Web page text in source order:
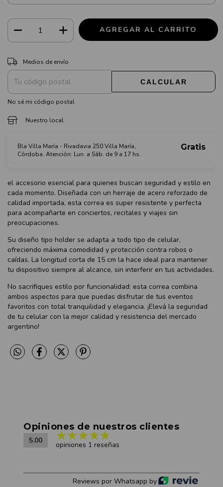
Entregas para el CP:
Medios de envío
CALCULAR
No sé mi código postal
Nuestro local
Bla Villa María - Rivadavia 250 Villa María,
Córdoba. Atención: Lun. a Sáb. de 9 a 17 hs.
Gratis
el accesorio esencial para quienes buscan seguridad y estilo en
cada momento. Diseñada con un herraje de acero reforzado de
calidad importada, esta correa es super resistente y perfecta
para acompañarte en conciertos, recitales y viajes sin
preocupaciones.
Su diseño tipo holder se adapta a todo tipo de celular,
ofreciendo máxima comodidad y protección contra robos o
caídas. La longitud corta de 15 cm la hace ideal para mantener
tu dispositivo siempre al alcance, sin interferir en tus actividades.
No sacrifiques estilo por funcionalidad: esta correa combina
ambos aspectos para que puedas disfrutar de tus eventos
favoritos con total tranquilidad y elegancia. ¡Elevá la seguridad
de tu celular con la mejor calidad y resistencia del mercado
argentino!
Opiniones de nuestros clientes
5.00 opiniones 1 reseñas
Reviews por Whatsapp by